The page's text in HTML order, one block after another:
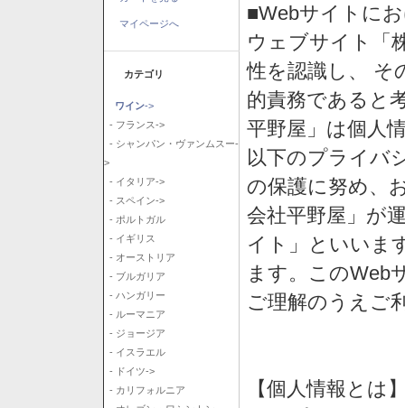
マイページへ
カテゴリ
ワイン->
- フランス->
- シャンパン・ヴァンムスー-
>
- イタリア->
- スペイン->
- ポルトガル
- イギリス
- オーストリア
- ブルガリア
- ハンガリー
- ルーマニア
- ジョージア
- イスラエル
- ドイツ->
- カリフォルニア
■Webサイトに
ウェブサイト「
性を認識し、 そ
的責務であると
平野屋」は個人
以下のプライバ
の保護に努め、
会社平野屋」が
イト」といいま
ます。このWeb
ご理解のうえご
【個人情報とは